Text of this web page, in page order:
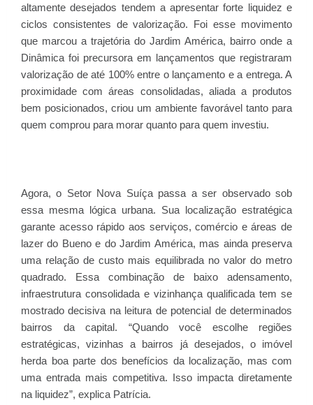
altamente desejados tendem a apresentar forte liquidez e
ciclos consistentes de valorização. Foi esse movimento
que marcou a trajetória do Jardim América, bairro onde a
Dinâmica foi precursora em lançamentos que registraram
valorização de até 100% entre o lançamento e a entrega. A
proximidade com áreas consolidadas, aliada a produtos
bem posicionados, criou um ambiente favorável tanto para
quem comprou para morar quanto para quem investiu.
Agora, o Setor Nova Suíça passa a ser observado sob
essa mesma lógica urbana. Sua localização estratégica
garante acesso rápido aos serviços, comércio e áreas de
lazer do Bueno e do Jardim América, mas ainda preserva
uma relação de custo mais equilibrada no valor do metro
quadrado. Essa combinação de baixo adensamento,
infraestrutura consolidada e vizinhança qualificada tem se
mostrado decisiva na leitura de potencial de determinados
bairros da capital. “Quando você escolhe regiões
estratégicas, vizinhas a bairros já desejados, o imóvel
herda boa parte dos benefícios da localização, mas com
uma entrada mais competitiva. Isso impacta diretamente
na liquidez”, explica Patrícia.